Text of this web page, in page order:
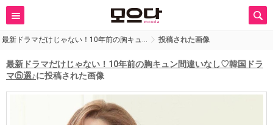
最新ドラマだけじゃない！10年前の胸キュ… 投稿された画像
最新ドラマだけじゃない！10年前の胸キュン間違いなし♡韓国ドラ
マ⑤選♪に投稿された画像